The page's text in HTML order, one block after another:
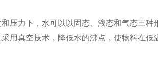
力下，水可以以固态、液态和气态三种
用真空技术，降低水的沸点，使物料在低